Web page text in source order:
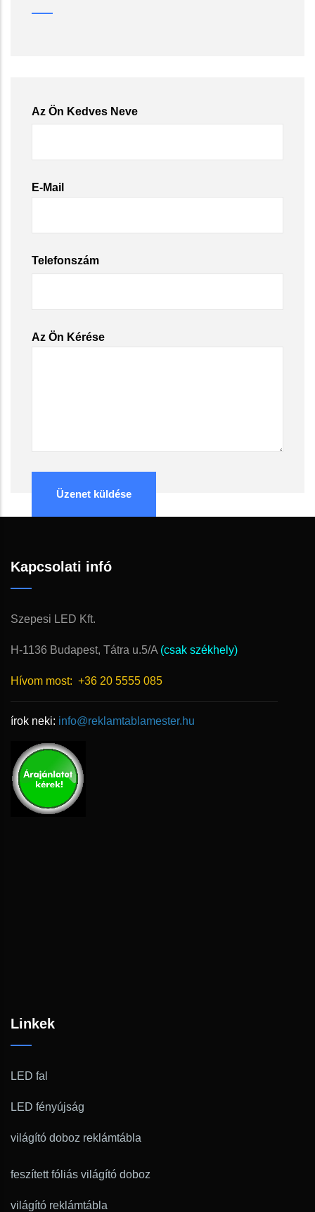
Az Ön Kedves Neve
E-Mail
Telefonszám
Az Ön Kérése
Kapcsolati infó
Szepesi LED Kft.
H-1136 Budapest, Tátra u.5/A (csak székhely)
Hívom most: +36 20 5555 085
írok neki: info@reklamtablamester.hu
Linkek
LED fal
LED fényújság
világító doboz reklámtábla
feszített fóliás világító doboz
világító reklámtábla